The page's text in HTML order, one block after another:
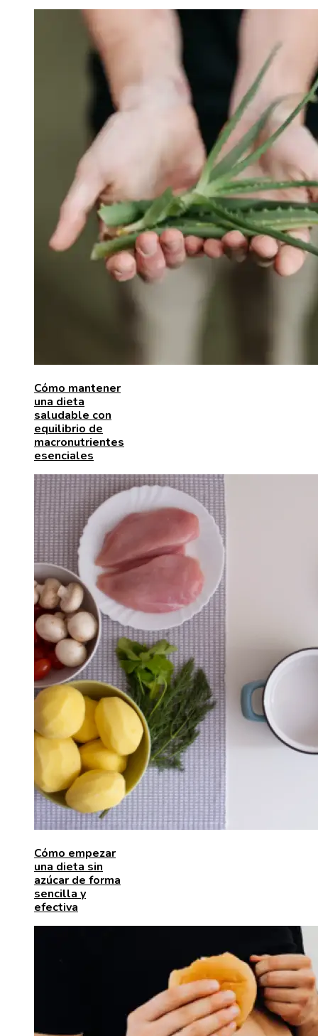
Cómo mantener
una dieta
saludable con
equilibrio de
macronutrientes
esenciales
Cómo empezar
una dieta sin
azúcar de forma
sencilla y
efectiva